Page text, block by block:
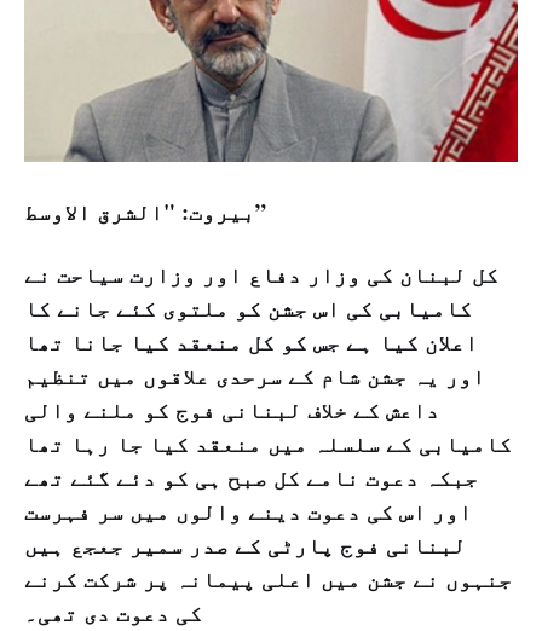
بیروت: "الشرق الاوسط”
کل لبنان کی وزار دفاع اور وزارت سیاحت نے
کامیابی کی اس جشن کو ملتوی کئے جانے کا
اعلان کیا ہے جس کو کل منعقد کیا جانا تھا
اور یہ جشن شام کے سرحدی علاقوں میں تنظیم
داعش کے خلاف لبنانی فوج کو ملنے والی
کامیابی کے سلسلہ میں منعقد کیا جا رہا تھا
جبکہ دعوت نامے کل صبح ہی کو دئے گئے تھے
اور اس کی دعوت دینے والوں میں سر فہرست
لبنانی فوج پارٹی کے صدر سمیر جعجع ہیں
جنہوں نے جشن میں اعلی پیمانہ پر شرکت کرنے
کی دعوت دی تھی۔